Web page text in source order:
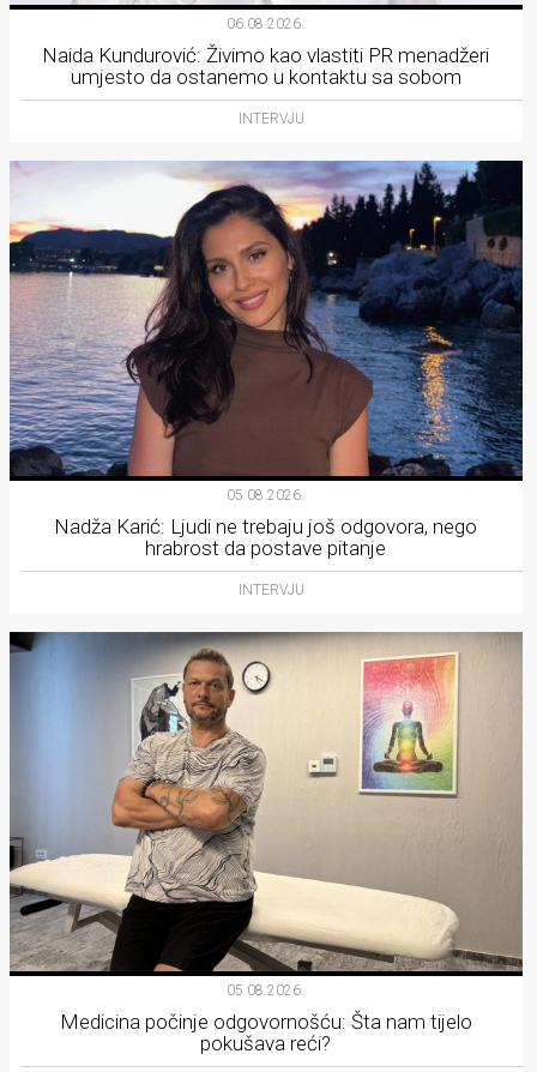
06.08.2026.
Naida Kundurović: Živimo kao vlastiti PR menadžeri
umjesto da ostanemo u kontaktu sa sobom
INTERVJU
05.08.2026.
Nadža Karić: Ljudi ne trebaju još odgovora, nego
hrabrost da postave pitanje
INTERVJU
05.08.2026.
Medicina počinje odgovornošću: Šta nam tijelo
pokušava reći?